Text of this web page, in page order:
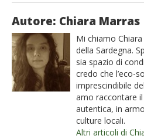
Autore: Chiara Marras
Mi chiamo
della Sardegna.
sia spazio di
credo che l’eco-
imprescindibile
amo raccontare il
autentica, in
culture locali.
Altri articoli di